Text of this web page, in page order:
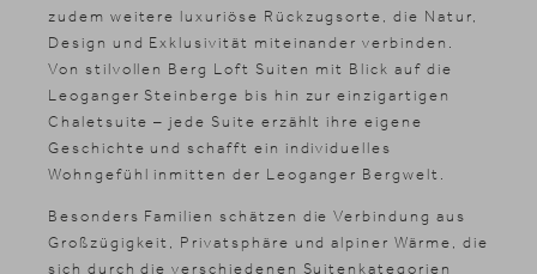
zudem weitere luxuriöse Rückzugsorte, die Natur,
Design und Exklusivität miteinander verbinden.
Von stilvollen Berg Loft Suiten mit Blick auf die
Leoganger Steinberge bis hin zur einzigartigen
Chaletsuite – jede Suite erzählt ihre eigene
Geschichte und schafft ein individuelles
Wohngefühl inmitten der Leoganger Bergwelt.
Besonders Familien schätzen die Verbindung aus
Großzügigkeit, Privatsphäre und alpiner Wärme, die
sich durch die verschiedenen Suitenkategorien